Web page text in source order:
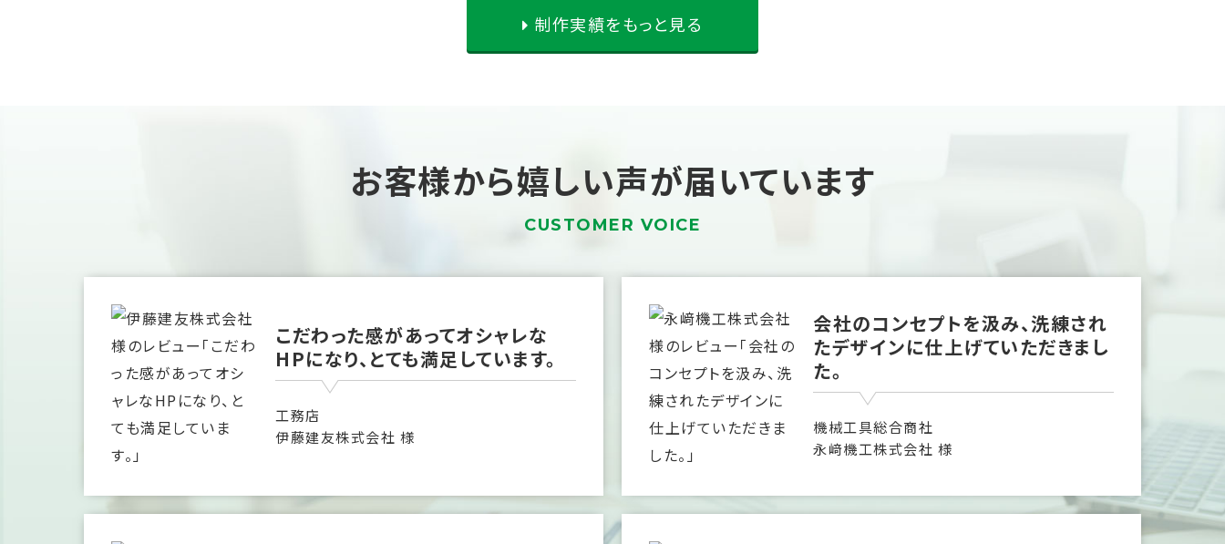
制作実績をもっと見る
お客様から嬉しい声が届いています
CUSTOMER VOICE
こだわった感があってオシャレな
HPになり、とても満足しています。
工務店
伊藤建友株式会社 様
会社のコンセプトを汲み、洗練され
たデザインに仕上げていただきまし
た。
機械工具総合商社
永﨑機工株式会社 様